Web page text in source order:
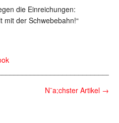
die Einreichungen:
mit der Schwebebahn!“
N¨a;chster Artikel →